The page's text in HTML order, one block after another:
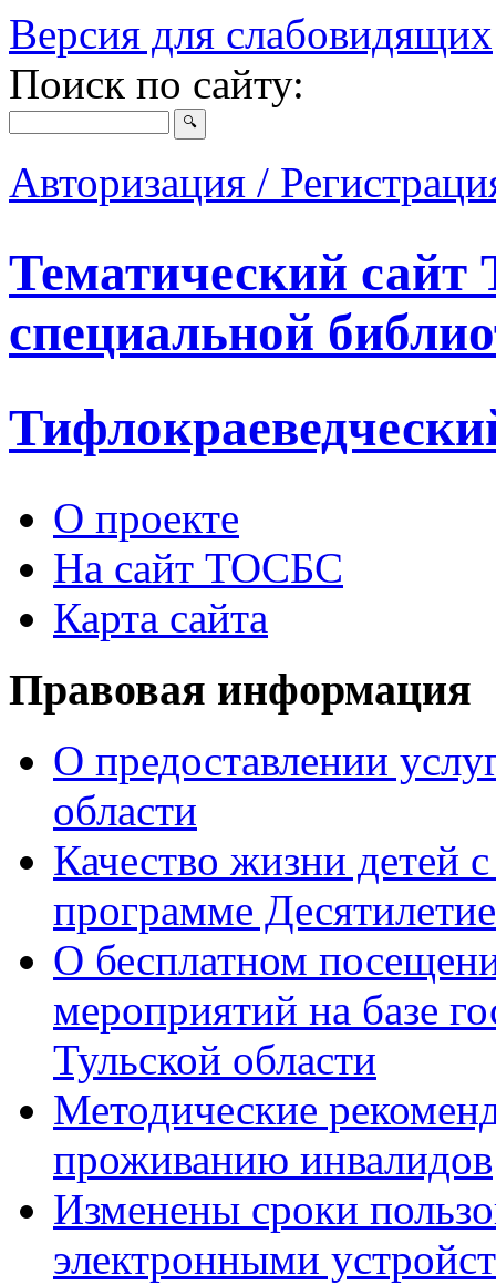
Версия для слабовидящих
Поиск по сайту:
Авторизация /
Тематический сайт
специальной
О проекте
На сайт ТОСБС
Карта сайта
Правовая информация
О предоставлении
области
Качество жизни детей
программе
О бесплатном
мероприятий на базе
Тульской области
Методические
проживанию инвалидов
Изменены сроки
электронными